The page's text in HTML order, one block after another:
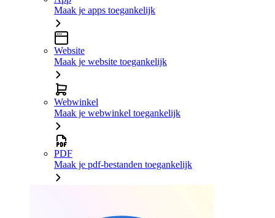
Maak je apps toegankelijk
Website
Maak je website toegankelijk
Webwinkel
Maak je webwinkel toegankelijk
PDF
Maak je pdf-bestanden toegankelijk